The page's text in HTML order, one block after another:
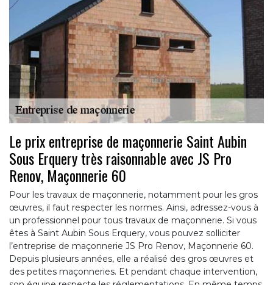
Le prix entreprise de maçonnerie Saint Aubin
Sous Erquery très raisonnable avec JS Pro
Renov, Maçonnerie 60
Pour les travaux de maçonnerie, notamment pour les gros
œuvres, il faut respecter les normes. Ainsi, adressez-vous à
un professionnel pour tous travaux de maçonnerie. Si vous
êtes à Saint Aubin Sous Erquery, vous pouvez solliciter
l’entreprise de maçonnerie JS Pro Renov, Maçonnerie 60.
Depuis plusieurs années, elle a réalisé des gros œuvres et
des petites maçonneries. Et pendant chaque intervention,